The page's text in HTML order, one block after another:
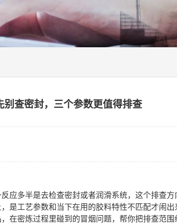
查密封，三个参数更值得排查
应多半是去检查密封或者润滑系统，这个排查
是工艺参数和当下在用的胶料特性不匹配才闹
在密炼过程里碰到的冒烟问题，帮你把排查范